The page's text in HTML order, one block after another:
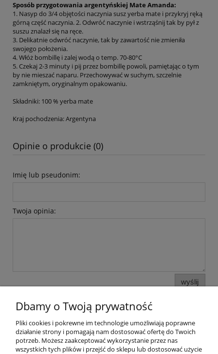
Sposób przygotowania argentyńskiej Mate Amanda:
1. Nasyp do 3/4 objętości naczynia susz yerba mate i przykryj ręką
górną część naczynia. 2. Odwróć naczynie i wstrząśnij tak by pył z
suszu znalazł się na ręce.
3. Delikatnie odwróć naczynie, tak by zawartość nie zmieniła
swojego położenia.
4. Włóż bombillę i zalej wodą o temp. 70-80°C
5. Czekaj 2-3 minuty i pij przez bombillę powoli, pamiętając o tym
by nie mieszać naparu. Przechowywać w suchym, szczelnie
zamkniętym, oryginalnym opakowaniu.
Składniki: 100 % yerba mate
Kraj pochodzenia: Argentyna
Opinie o produkcie (0)
Imię lub pseudonim:
Twoja opinia:
wyślij
Pomoc
Moje konto
Dbamy o Twoją prywatność
Pliki cookies i pokrewne im technologie umożliwiają poprawne
działanie strony i pomagają nam dostosować ofertę do Twoich
potrzeb. Możesz zaakceptować wykorzystanie przez nas
wszystkich tych plików i przejść do sklepu lub dostosować użycie